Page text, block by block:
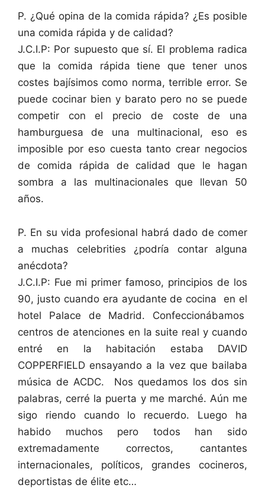
P. ¿Qué opina de la comida rápida? ¿Es posible
una comida rápida y de calidad?
J.C.I.P: Por supuesto que sí. El problema radica
que la comida rápida tiene que tener unos
costes bajísimos como norma, terrible error. Se
puede cocinar bien y barato pero no se puede
competir con el precio de coste de una
hamburguesa de una multinacional, eso es
imposible por eso cuesta tanto crear negocios
de comida rápida de calidad que le hagan
sombra a las multinacionales que llevan 50
años.
P. En su vida profesional habrá dado de comer
a muchas celebrities ¿podría contar alguna
anécdota?
J.C.I.P: Fue mi primer famoso, principios de los
90, justo cuando era ayudante de cocina en el
hotel Palace de Madrid. Confeccionábamos
centros de atenciones en la suite real y cuando
entré en la habitación estaba DAVID
COPPERFIELD ensayando a la vez que bailaba
música de ACDC. Nos quedamos los dos sin
palabras, cerré la puerta y me marché. Aún me
sigo riendo cuando lo recuerdo. Luego ha
habido muchos pero todos han sido
extremadamente correctos, cantantes
internacionales, políticos, grandes cocineros,
deportistas de élite etc…